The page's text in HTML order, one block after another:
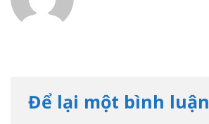
Để lại một bình luận